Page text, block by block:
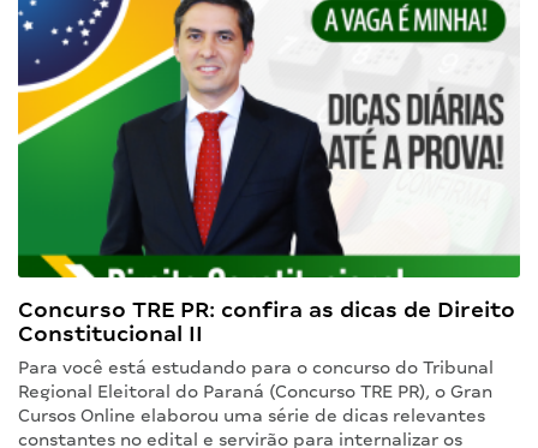
Concurso TRE PR: confira as dicas de Direito
Constitucional II
Para você está estudando para o concurso do Tribunal
Regional Eleitoral do Paraná (Concurso TRE PR), o Gran
Cursos Online elaborou uma série de dicas relevantes
constantes no edital e servirão para internalizar os